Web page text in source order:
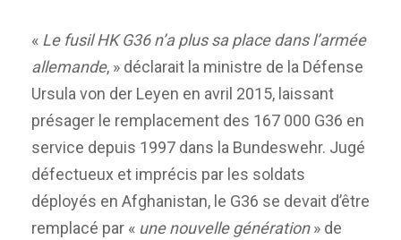
« Le fusil HK G36 n’a plus sa place dans l’armée
allemande, » déclarait la ministre de la Défense
Ursula von der Leyen en avril 2015, laissant
présager le remplacement des 167 000 G36 en
service depuis 1997 dans la Bundeswehr. Jugé
défectueux et imprécis par les soldats
déployés en Afghanistan, le G36 se devait d’être
remplacé par « une nouvelle génération» de